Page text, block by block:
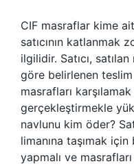
CIF masraflar kime
satıcının katlanmak
ilgilidir. Satıcı,
göre belirlenen
masrafları
gerçekleştirmekle
navlunu kim öder?
limanına taşımak
yapmalı ve